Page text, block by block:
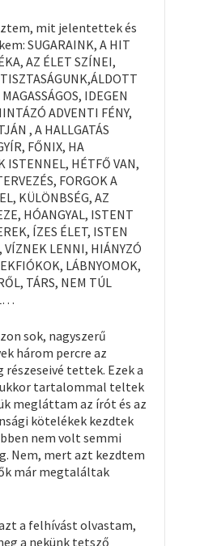
mit jelentettek és
SUGARAINK, A HIT
AZ ÉLET SZÍNEI,
IDEGEN
ADVENTI FÉNY,
, A HALLGATÁS
FŐNIX, HA
ISTENNEL, HÉTFŐ VAN,
FORGOK A
KÜLÖNBSÉG, AZ
HÓANGYAL, ISTENT
ÍZES ÉLET, ISTEN
VÍZNEK LENNI, HIÁNYZÓ
LÁBNYOMOK,
TÁRS, NEM TÚL
sok, nagyszerű
három percre az
részeseivé tettek. Ezek a
tartalommal teltek
megláttam az írót és az
kötelékek kezdtek
nem volt semmi
Nem, mert azt kezdtem
már megtaláltak
a felhívást olvastam,
a nekünk tetsző